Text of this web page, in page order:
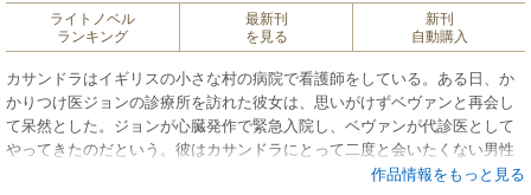
ライトノベル
ランキング
最新刊
を見る
新刊
自動購入
カサンドラはイギリスの小さな村の病院で看護師をしている。ある日、か
かりつけ医ジョンの診療所を訪れた彼女は、思いがけずベヴァンと再会し
て呆然とした。ジョンが心臓発作で緊急入院し、ベヴァンが代診医として
やってきたのだという。彼はカサンドラにとって二度と会いたくない男性
だった。かつて誤解からカサンドラに非難の言葉を投げつけたベヴァン。
作品情報をもっと見る